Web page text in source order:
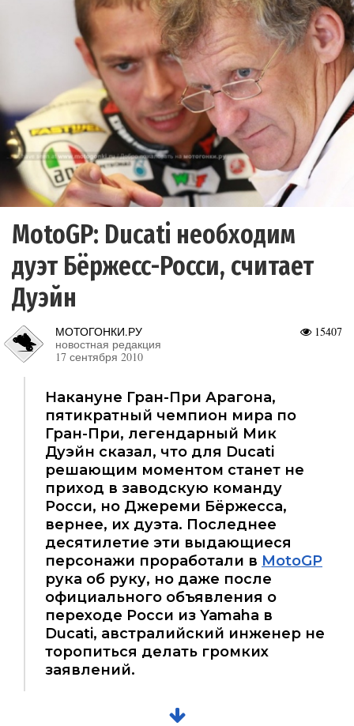
MotoGP: Ducati необходим
дуэт Бёржесс-Росси, считает
Дуэйн
15407
МОТОГОНКИ.РУ
новостная редакция
17 сентября 2010
Накануне Гран-При Арагона,
пятикратный чемпион мира по
Гран-При, легендарный Мик
Дуэйн сказал, что для Ducati
решающим моментом станет не
приход в заводскую команду
Росси, но Джереми Бёржесса,
вернее, их дуэта. Последнее
десятилетие эти выдающиеся
персонажи проработали в MotoGP
рука об руку, но даже после
официального объявления о
переходе Росси из Yamaha в
Ducati, австралийский инженер не
торопиться делать громких
заявлений.